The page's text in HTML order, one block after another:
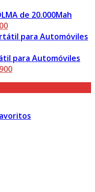
es: de 20.000Mah
El
precio
es:
$5.900.
para Automóviles
El
$31.900.